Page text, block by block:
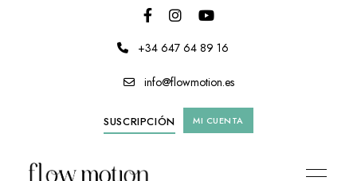
+34 647 64 89 16
info@flowmotion.es
SUSCRIPCIÓN MI CUENTA